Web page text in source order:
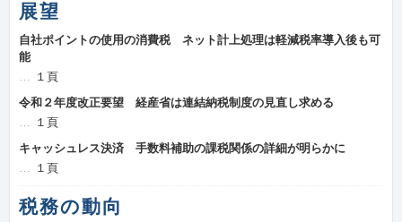
展望
自社ポイントの使用の消費税 ネット計上処理は軽減税率導入後も可
能
１頁
令和２年度改正要望 経産省は連結納税制度の見直し求める
１頁
キャッシュレス決済 手数料補助の課税関係の詳細が明らかに
１頁
税務の動向